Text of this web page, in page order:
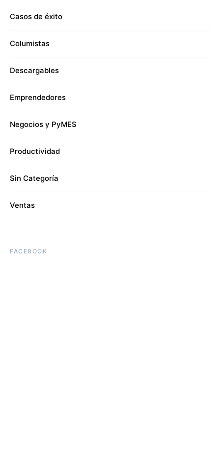
Casos de éxito
Columistas
Descargables
Emprendedores
Negocios y PyMES
Productividad
Sin Categoría
Ventas
FACEBOOK